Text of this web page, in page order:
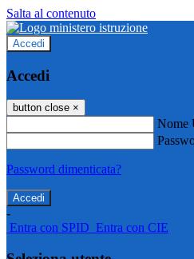
Salta al contenuto
Accedi
Accedi
button close ×
Nome
Password dimenticata?
-
Entra con SPID Entra con CIE